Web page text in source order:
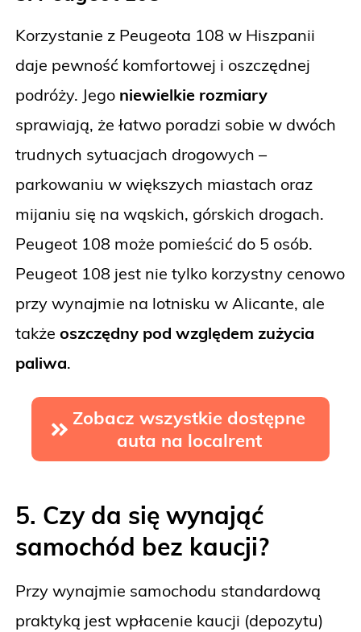
Korzystanie z Peugeota 108 w Hiszpanii
daje pewność komfortowej i oszczędnej
podróży. Jego niewielkie rozmiary
sprawiają, że łatwo poradzi sobie w dwóch
trudnych sytuacjach drogowych –
parkowaniu w większych miastach oraz
mijaniu się na wąskich, górskich drogach.
Peugeot 108 może pomieścić do 5 osób.
Peugeot 108 jest nie tylko korzystny cenowo
przy wynajmie na lotnisku w Alicante, ale
także oszczędny pod względem zużycia
paliwa.
Zobacz wszystkie dostępne
auta na localrent
5. Czy da się wynająć
samochód bez kaucji?
Przy wynajmie samochodu standardową
praktyką jest wpłacenie kaucji (depozytu)